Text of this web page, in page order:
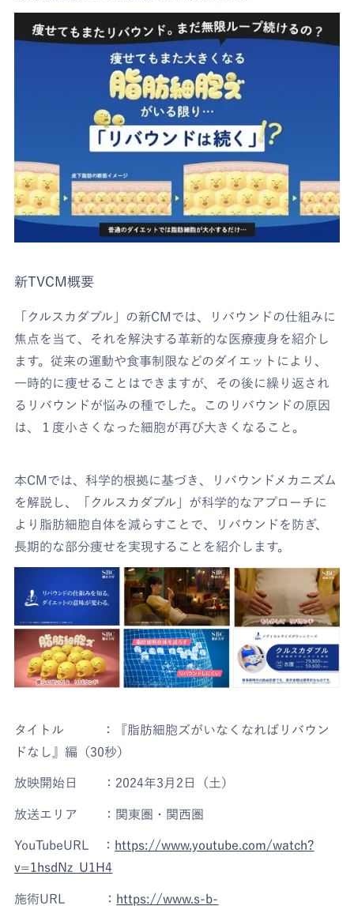
新TVCM概要
「クルスカダブル」の新CMでは、リバウンドの仕組みに
焦点を当て、それを解決する革新的な医療痩身を紹介し
ます。従来の運動や食事制限などのダイエットにより、
一時的に痩せることはできますが、その後に繰り返され
るリバウンドが悩みの種でした。このリバウンドの原因
は、１度小さくなった細胞が再び大きくなること。
本CMでは、科学的根拠に基づき、リバウンドメカニズム
を解説し、「クルスカダブル」が科学的なアプローチに
より脂肪細胞自体を減らすことで、リバウンドを防ぎ、
長期的な部分痩せを実現することを紹介します。
タイトル ：『脂肪細胞ズがいなくなればリバウン
ドなし』編（30秒）
放映開始日 ：2024年3月2日（土）
放送エリア ：関東圏・関西圏
YouTubeURL ： https://www.youtube.com/watch?
v=1hsdNz_U1H4
施術URL ： https://www.s-b-